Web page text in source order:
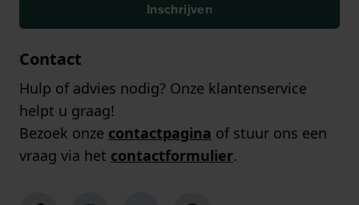
Inschrijven
Contact
Hulp of advies nodig? Onze klantenservice
helpt u graag!
Bezoek onze contactpagina of stuur ons een
vraag via het contactformulier.